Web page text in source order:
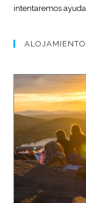
intentaremos
ALOJAMIENTO